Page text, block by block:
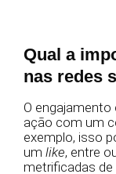
Qual a
nas redes
O engajamento
ação com um
exemplo, isso
um like, entre
metrificadas